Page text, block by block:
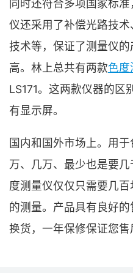
同时还符合多项国家标
仪还采用了补偿光路技
技术等，保证了测量仪
高。林上总共有两款色度
LS171。这两款仪器的区
有显示屏。
国内和国外市场上。用
万、几万、最少也是要
度测量仪仅仅只需要几
的测量。产品具有良好
换货，一年保修保证您售